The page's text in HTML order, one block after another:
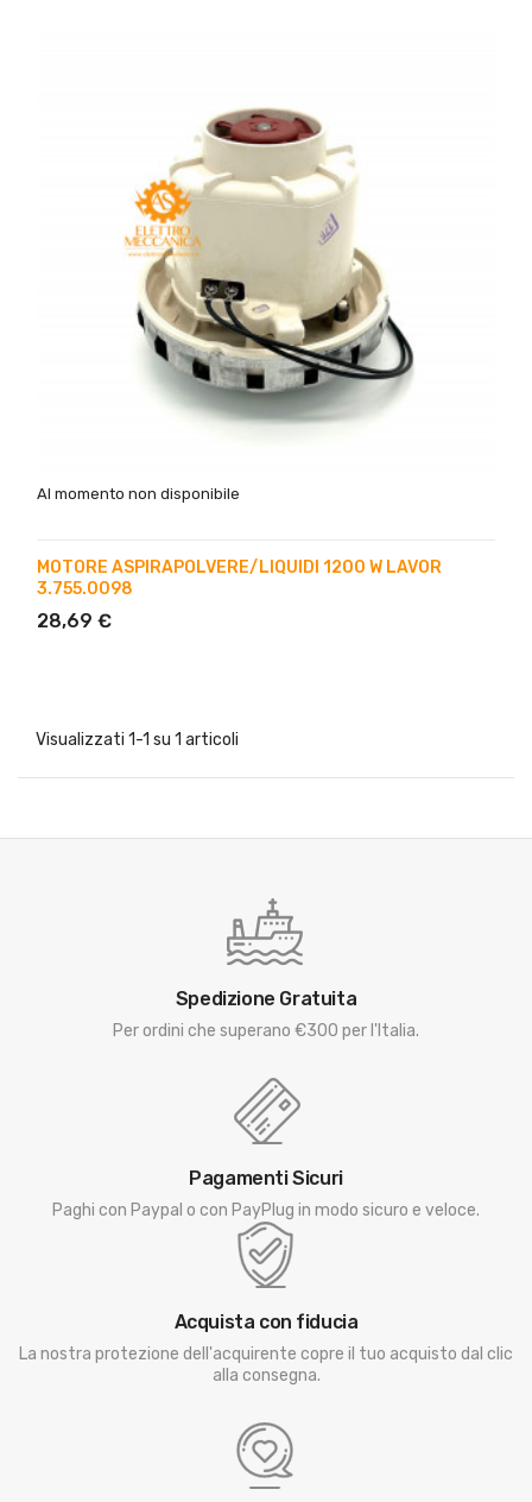
Al momento non disponibile
MOTORE ASPIRAPOLVERE/LIQUIDI 1200 W LAVOR
3.755.0098
28,69 €
Visualizzati 1-1 su 1 articoli
Spedizione Gratuita
Per ordini che superano €300 per l'Italia.
Pagamenti Sicuri
Paghi con Paypal o con PayPlug in modo sicuro e veloce.
Acquista con fiducia
La nostra protezione dell'acquirente copre il tuo acquisto dal clic
alla consegna.